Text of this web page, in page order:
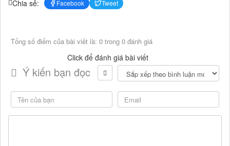
Chia sẻ: Facebook Tweet
Tổng số điểm của bài viết là: 0 trong 0 đánh giá
Click để đánh giá bài viết
Ý kiến bạn đọc